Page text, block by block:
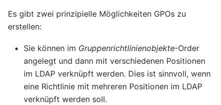
Es gibt zwei prinzipielle Möglichkeiten GPOs zu
erstellen:
Sie können im Gruppenrichtlinienobjekte-Order
angelegt und dann mit verschiedenen Positionen
im LDAP verknüpft werden. Dies ist sinnvoll, wenn
eine Richtlinie mit mehreren Positionen im LDAP
verknüpft werden soll.